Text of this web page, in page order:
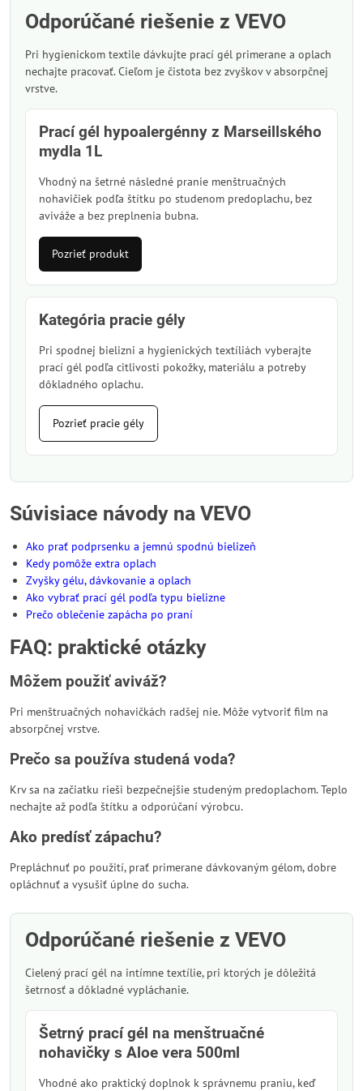
Odporúčané riešenie z VEVO
Pri hygienickom textile dávkujte prací gél primerane a oplach
nechajte pracovať. Cieľom je čistota bez zvyškov v absorpčnej
vrstve.
Prací gél hypoalergénny z Marseillského
mydla 1L
Vhodný na šetrné následné pranie menštruačných
nohavičiek podľa štítku po studenom predoplachu, bez
aviváže a bez preplnenia bubna.
Pozrieť produkt
Kategória pracie gély
Pri spodnej bielizni a hygienických textíliách vyberajte
prací gél podľa citlivosti pokožky, materiálu a potreby
dôkladného oplachu.
Pozrieť pracie gély
Súvisiace návody na VEVO
Ako prať podprsenku a jemnú spodnú bielizeň
Kedy pomôže extra oplach
Zvyšky gélu, dávkovanie a oplach
Ako vybrať prací gél podľa typu bielizne
Prečo oblečenie zapácha po praní
FAQ: praktické otázky
Môžem použiť aviváž?
Pri menštruačných nohavičkách radšej nie. Môže vytvoriť film na
absorpčnej vrstve.
Prečo sa používa studená voda?
Krv sa na začiatku rieši bezpečnejšie studeným predoplachom. Teplo
nechajte až podľa štítku a odporúčaní výrobcu.
Ako predísť zápachu?
Prepláchnuť po použití, prať primerane dávkovaným gélom, dobre
opláchnuť a vysušiť úplne do sucha.
Odporúčané riešenie z VEVO
Cielený prací gél na intímne textílie, pri ktorých je dôležitá
šetrnosť a dôkladné vypláchanie.
Šetrný prací gél na menštruačné
nohavičky s Aloe vera 500ml
Vhodné ako praktický doplnok k správnemu praniu, keď